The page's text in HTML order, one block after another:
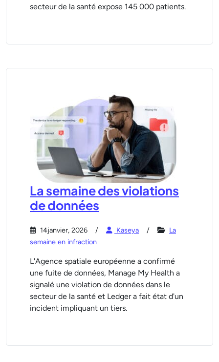
secteur de la santé expose 145 000 patients.
La semaine des violations
de données
14janvier, 2026 Kaseya
La
semaine en infraction
L'Agence spatiale européenne a confirmé
une fuite de données, Manage My Health a
signalé une violation de données dans le
secteur de la santé et Ledger a fait état d'un
incident impliquant un tiers.